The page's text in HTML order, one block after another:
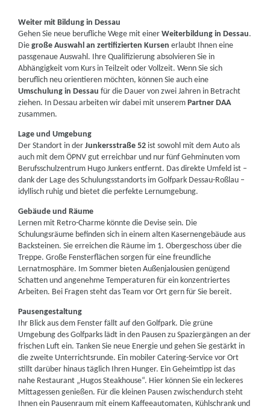
Weiter mit Bildung in Dessau
Gehen Sie neue berufliche Wege mit einerWeiterbildung in Dessau.
Diegroße Auswahl an zertifizierten Kursen erlaubt Ihnen eine
passgenaue Auswahl. Ihre Qualifizierung absolvieren Sie in
Abhängigkeit vom Kurs in Teilzeit oder Vollzeit. Wenn Sie sich
beruflich neu orientieren möchten, können Sie auch eine
Umschulung in Dessau für die Dauer von zwei Jahren in Betracht
ziehen. In Dessau arbeiten wir dabei mit unseremPartner DAA
zusammen.
Lage und Umgebung
Der Standort in derJunkersstraße 52 ist sowohl mit dem Auto als
auch mit dem ÖPNV gut erreichbar und nur fünf Gehminuten vom
Berufsschulzentrum Hugo Junkers entfernt. Das direkte Umfeld ist –
dank der Lage des Schulungsstandorts im Golfpark Dessau-Roßlau –
idyllisch ruhig und bietet die perfekte Lernumgebung.
Gebäude und Räume
Lernen mit Retro-Charme könnte die Devise sein. Die
Schulungsräume befinden sich in einem alten Kasernengebäude aus
Backsteinen. Sie erreichen die Räume im 1. Obergeschoss über die
Treppe. Große Fensterflächen sorgen für eine freundliche
Lernatmosphäre. Im Sommer bieten Außenjalousien genügend
Schatten und angenehme Temperaturen für ein konzentriertes
Arbeiten. Bei Fragen steht das Team vor Ort gern für Sie bereit.
Pausengestaltung
Ihr Blick aus dem Fenster fällt auf den Golfpark. Die grüne
Umgebung des Golfparks lädt in den Pausen zu Spaziergängen an der
frischen Luft ein. Tanken Sie neue Energie und gehen Sie gestärkt in
die zweite Unterrichtsrunde. Ein mobiler Catering-Service vor Ort
stillt darüber hinaus täglich Ihren Hunger. Ein Geheimtipp ist das
nahe Restaurant „Hugos Steakhouse“. Hier können Sie ein leckeres
Mittagessen genießen. Für die kleinen Pausen zwischendurch steht
Ihnen ein Pausenraum mit einem Kaffeeautomaten, Kühlschrank und